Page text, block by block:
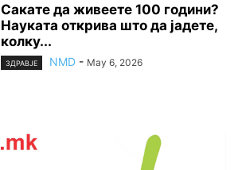
Сакате да живеете 100 години?
Науката открива што да јадете,
колку...
ЗДРАВЈЕ NMD - May 6, 2026